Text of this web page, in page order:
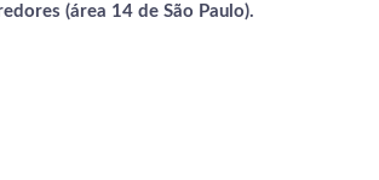
(área 14 de São Paulo).